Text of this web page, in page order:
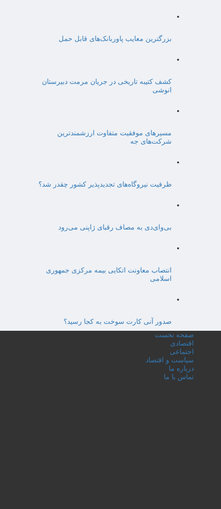
بزرگترین معایب پاوربانک‌های قابل حمل
کشف کتیبه تاریخی در جریان مرمت دبیرستان
انوشی
مسیرهای موفقیت متفاوت ارزشمندترین
شرکت‌های جه
ظرفیت نیروگاه‌های تجدیدپذیر کشور چقدر شد؟
بی‌وای‌دی به مصاف رقبای ژاپنی می‌رود
انتصاب معاونت اتکایی بیمه مرکزی جمهوری
اسلامی
صدور آنی کارت سوخت به کجا رسید؟
صفحه نخست
اقتصادی
اجتماعی
سیاست و اقتصاد
درباره ما
تماس با ما